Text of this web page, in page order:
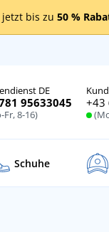
bis zu 50 %
DE
95633045
Fr, 8-16)
+43
Schuhe